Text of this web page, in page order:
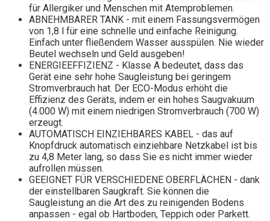
für Allergiker und Menschen mit Atemproblemen.
ABNEHMBARER TANK - mit einem Fassungsvermögen
von 1,8 l für eine schnelle und einfache Reinigung.
Einfach unter fließendem Wasser ausspülen. Nie wieder
Beutel wechseln und Geld ausgeben!
ENERGIEEFFIZIENZ - Klasse A bedeutet, dass das
Gerät eine sehr hohe Saugleistung bei geringem
Stromverbrauch hat. Der ECO-Modus erhöht die
Effizienz des Geräts, indem er ein hohes Saugvakuum
(4.000 W) mit einem niedrigen Stromverbrauch (700 W)
erzeugt.
AUTOMATISCH EINZIEHBARES KABEL - das auf
Knopfdruck automatisch einziehbare Netzkabel ist bis
zu 4,8 Meter lang, so dass Sie es nicht immer wieder
aufrollen müssen.
GEEIGNET FÜR VERSCHIEDENE OBERFLÄCHEN - dank
der einstellbaren Saugkraft. Sie können die
Saugleistung an die Art des zu reinigenden Bodens
anpassen - egal ob Hartboden, Teppich oder Parkett.